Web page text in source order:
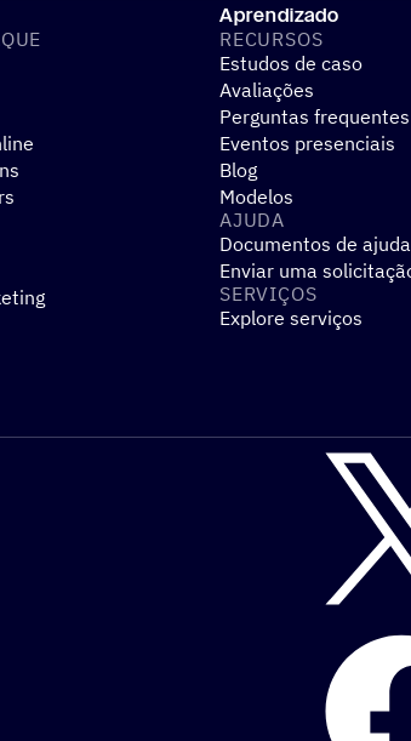
Aprendizado
RECURSOS
Estudos de caso
Avaliações
Perguntas frequentes
Eventos presenciais
Blog
Modelos
AJUDA
Documentos de ajuda
Enviar uma
SERVIÇOS
Explore serviços